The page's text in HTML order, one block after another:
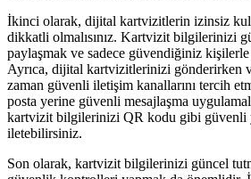
İkinci olarak, dijital kartvizitlerin izinsiz
dikkatli olmalısınız. Kartvizit bilgilerinizi
paylaşmak ve sadece güvendiğiniz
Ayrıca, dijital kartvizitlerinizi gönderirken
zaman güvenli iletişim kanallarını tercih
posta yerine güvenli mesajlaşma
kartvizit bilgilerinizi QR kodu gibi güvenli
iletebilirsiniz.
Son olarak, kartvizit bilgilerinizi güncel